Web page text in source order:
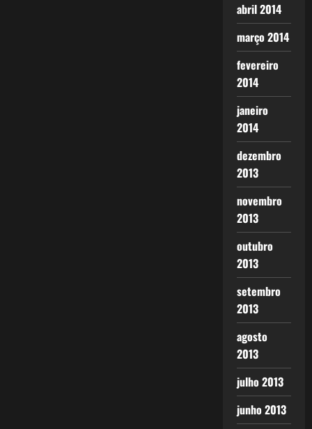
abril 2014
março 2014
fevereiro
2014
janeiro
2014
dezembro
2013
novembro
2013
outubro
2013
setembro
2013
agosto
2013
julho 2013
junho 2013